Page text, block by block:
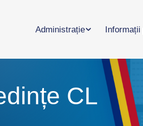
Administrație Informații
CL